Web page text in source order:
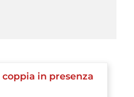
in presenza